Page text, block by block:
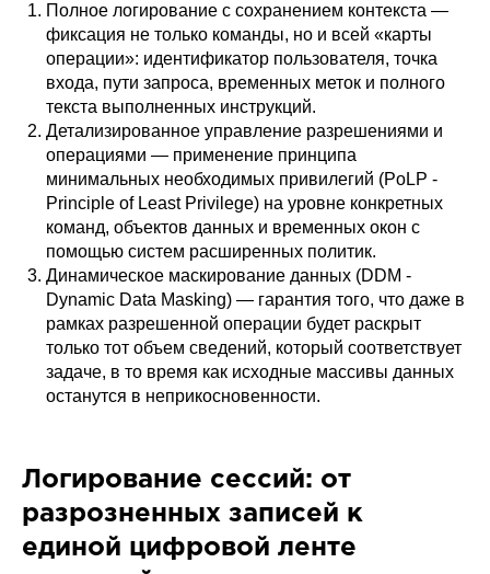
Полное логирование с сохранением контекста —
фиксация не только команды, но и всей «карты
операции»: идентификатор пользователя, точка
входа, пути запроса, временных меток и полного
текста выполненных инструкций.
Детализированное управление разрешениями и
операциями — применение принципа
минимальных необходимых привилегий (PoLP -
Principle of Least Privilege) на уровне конкретных
команд, объектов данных и временных окон с
помощью систем расширенных политик.
Динамическое маскирование данных (DDM -
Dynamic Data Masking) — гарантия того, что даже в
рамках разрешенной операции будет раскрыт
только тот объем сведений, который соответствует
задаче, в то время как исходные массивы данных
останутся в неприкосновенности.
Логирование сессий: от
разрозненных записей к
единой цифровой ленте